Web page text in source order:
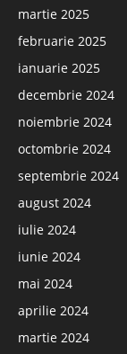
martie 2025
februarie 2025
ianuarie 2025
decembrie 2024
noiembrie 2024
octombrie 2024
septembrie 2024
august 2024
iulie 2024
iunie 2024
mai 2024
aprilie 2024
martie 2024